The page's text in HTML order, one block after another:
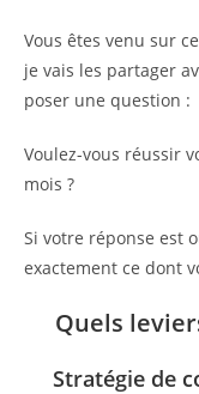
Vous êtes venu sur
je vais les partager
poser une question :
Voulez-vous réussir
mois ?
Si votre réponse est
exactement ce dont
Quels
Stratégie de